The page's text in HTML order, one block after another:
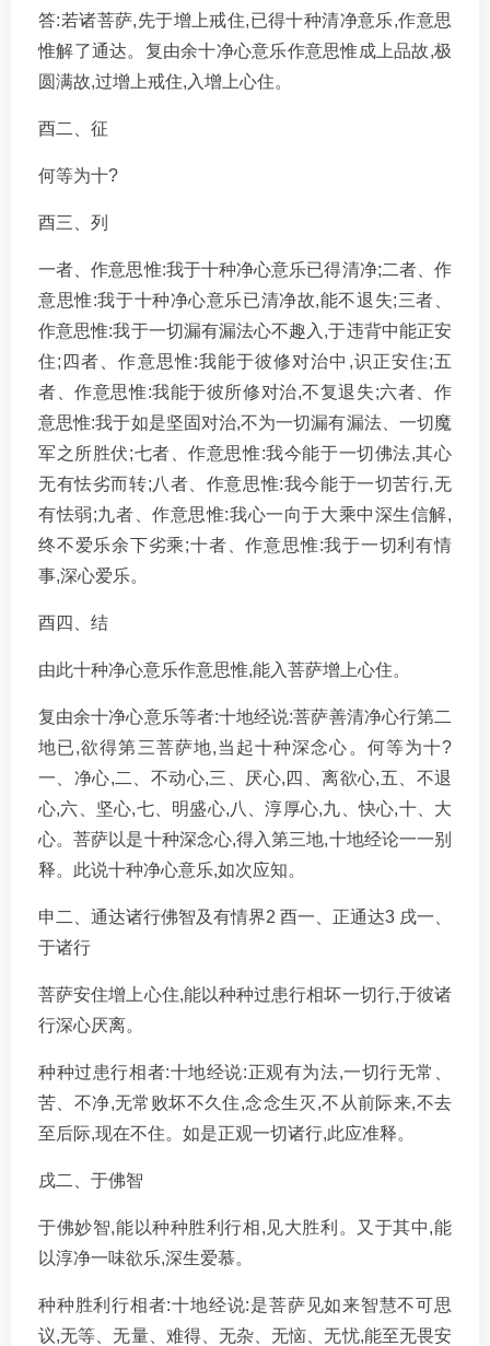
答:若诸菩萨,先于增上戒住,已得十种清净意乐,作意思
惟解了通达。复由余十净心意乐作意思惟成上品故,极
圆满故,过增上戒住,入增上心住。
酉二、征
何等为十?
酉三、列
一者、作意思惟:我于十种净心意乐已得清净;二者、作
意思惟:我于十种净心意乐已清净故,能不退失;三者、
作意思惟:我于一切漏有漏法心不趣入,于违背中能正安
住;四者、作意思惟:我能于彼修对治中,识正安住;五
者、作意思惟:我能于彼所修对治,不复退失;六者、作
意思惟:我于如是坚固对治,不为一切漏有漏法、一切魔
军之所胜伏;七者、作意思惟:我今能于一切佛法,其心
无有怯劣而转;八者、作意思惟:我今能于一切苦行,无
有怯弱;九者、作意思惟:我心一向于大乘中深生信解,
终不爱乐余下劣乘;十者、作意思惟:我于一切利有情
事,深心爱乐。
酉四、结
由此十种净心意乐作意思惟,能入菩萨增上心住。
复由余十净心意乐等者:十地经说:菩萨善清净心行第二
地已,欲得第三菩萨地,当起十种深念心。何等为十?
一、净心,二、不动心,三、厌心,四、离欲心,五、不退
心,六、坚心,七、明盛心,八、淳厚心,九、快心,十、大
心。菩萨以是十种深念心,得入第三地,十地经论一一别
释。此说十种净心意乐,如次应知。
申二、通达诸行佛智及有情界2 酉一、正通达3 戌一、
于诸行
菩萨安住增上心住,能以种种过患行相坏一切行,于彼诸
行深心厌离。
种种过患行相者:十地经说:正观有为法,一切行无常、
苦、不净,无常败坏不久住,念念生灭,不从前际来,不去
至后际,现在不住。如是正观一切诸行,此应准释。
戌二、于佛智
于佛妙智,能以种种胜利行相,见大胜利。又于其中,能
以淳净一味欲乐,深生爱慕。
种种胜利行相者:十地经说:是菩萨见如来智慧不可思
议,无等、无量、难得、无杂、无恼、无忧,能至无畏安